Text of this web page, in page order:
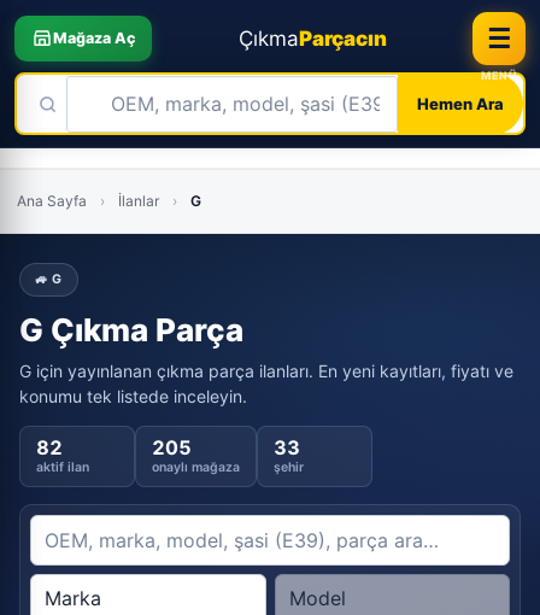
Mağaza Aç ÇıkmaParçacın
Hemen Ara
☰
to
content
Ana Sayfa › İlanlar › G
🚙 G
G Çıkma Parça
G için yayınlanan çıkma parça ilanları. En yeni kayıtları, fiyatı ve
konumu tek listede inceleyin.
82
aktif ilan
205
onaylı mağaza
33
şehir